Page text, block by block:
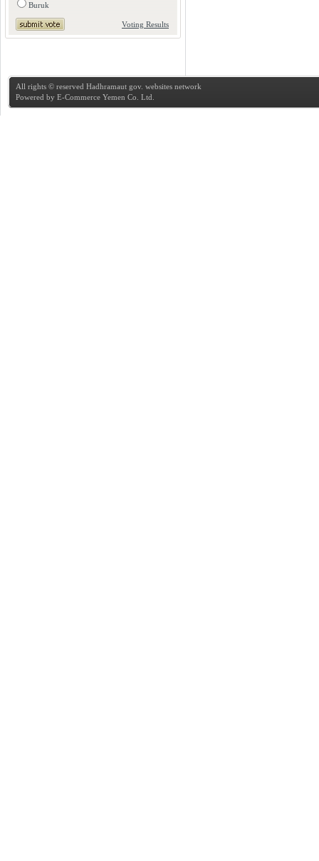
Buruk
Voting Results
All rights © reserved Hadhramaut gov. websites network
Powered by E-Commerce Yemen Co. Ltd.